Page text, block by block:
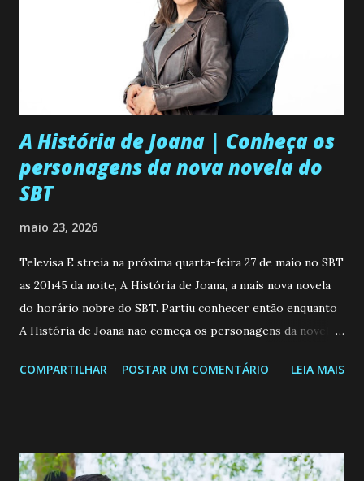
A História de Joana | Conheça os
personagens da nova novela do
SBT
maio 23, 2026
Televisa E streia na próxima quarta-feira 27 de maio no SBT
as 20h45 da noite, A História de Joana, a mais nova novela
do horário nobre do SBT. Partiu conhecer então enquanto
A História de Joana não começa os personagens da novela?
de 25/05/26 a 31/05/26 JOANA GUADALUPE (Camila
permanecer virgem até encontrar o homem que realmente
COMPARTILHAR POSTAR UM COMENTÁRIO LEIA MAIS